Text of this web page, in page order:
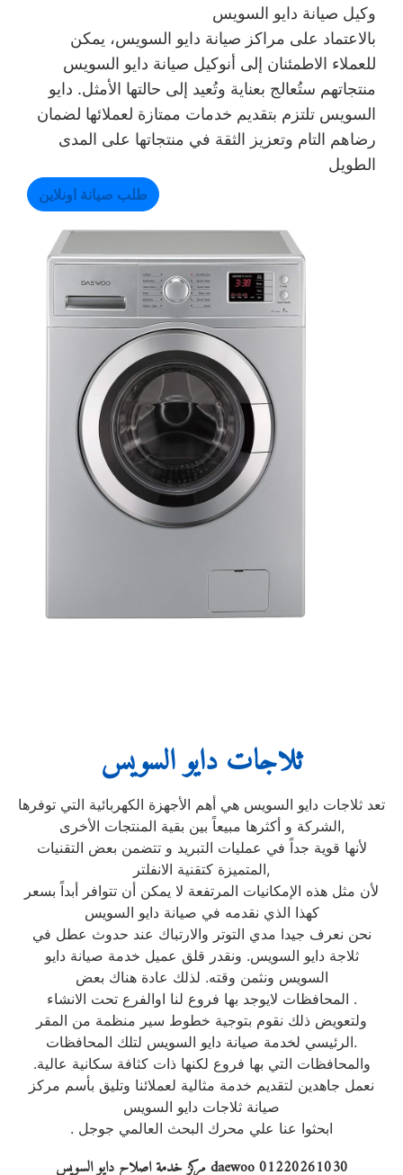
وكيل صيانة دايو السويس
بالاعتماد على مراكز صيانة دايو السويس، يمكن
للعملاء الاطمئنان إلى أنوكيل صيانة دايو السويس
منتجاتهم ستُعالج بعناية وتُعيد إلى حالتها الأمثل. دايو
السويس تلتزم بتقديم خدمات ممتازة لعملائها لضمان
رضاهم التام وتعزيز الثقة في منتجاتها على المدى
الطويل
طلب صيانة اونلاين
ثلاجات دايو السويس
تعد ثلاجات دايو السويس هي أهم الأجهزة الكهربائية التي توفرها
الشركة و أكثرها مبيعاً بين بقية المنتجات الأخرى,
لأنها قوية جداً في عمليات التبريد و تتضمن بعض التقنيات
المتميزة كتقنية الانفلتر,
لأن مثل هذه الإمكانيات المرتفعة لا يمكن أن تتوافر أبداً بسعر
كهذا الذي نقدمه في صيانة دايو السويس
نحن نعرف جيدا مدي التوتر والارتباك عند حدوث عطل في
ثلاجة دايو السويس. ونقدر قلق عميل خدمة صيانة دايو
السويس ونثمن وقته. لذلك عادة هناك بعض
المحافظات لايوجد بها فروع لنا اوالفرع تحت الانشاء .
ولتعويض ذلك نقوم بتوجية خطوط سير منظمة من المقر
الرئيسي لخدمة صيانة دايو السويس لتلك المحافظات.
والمحافظات التي بها فروع لكنها ذات كثافة سكانية عالية.
نعمل جاهدين لتقديم خدمة مثالية لعملائنا وتليق بأسم مركز
صيانة ثلاجات دايو السويس
. ابحثوا عنا علي محرك البحث العالمي جوجل
مركز خدمة اصلاح دايو السويس daewoo 01220261030